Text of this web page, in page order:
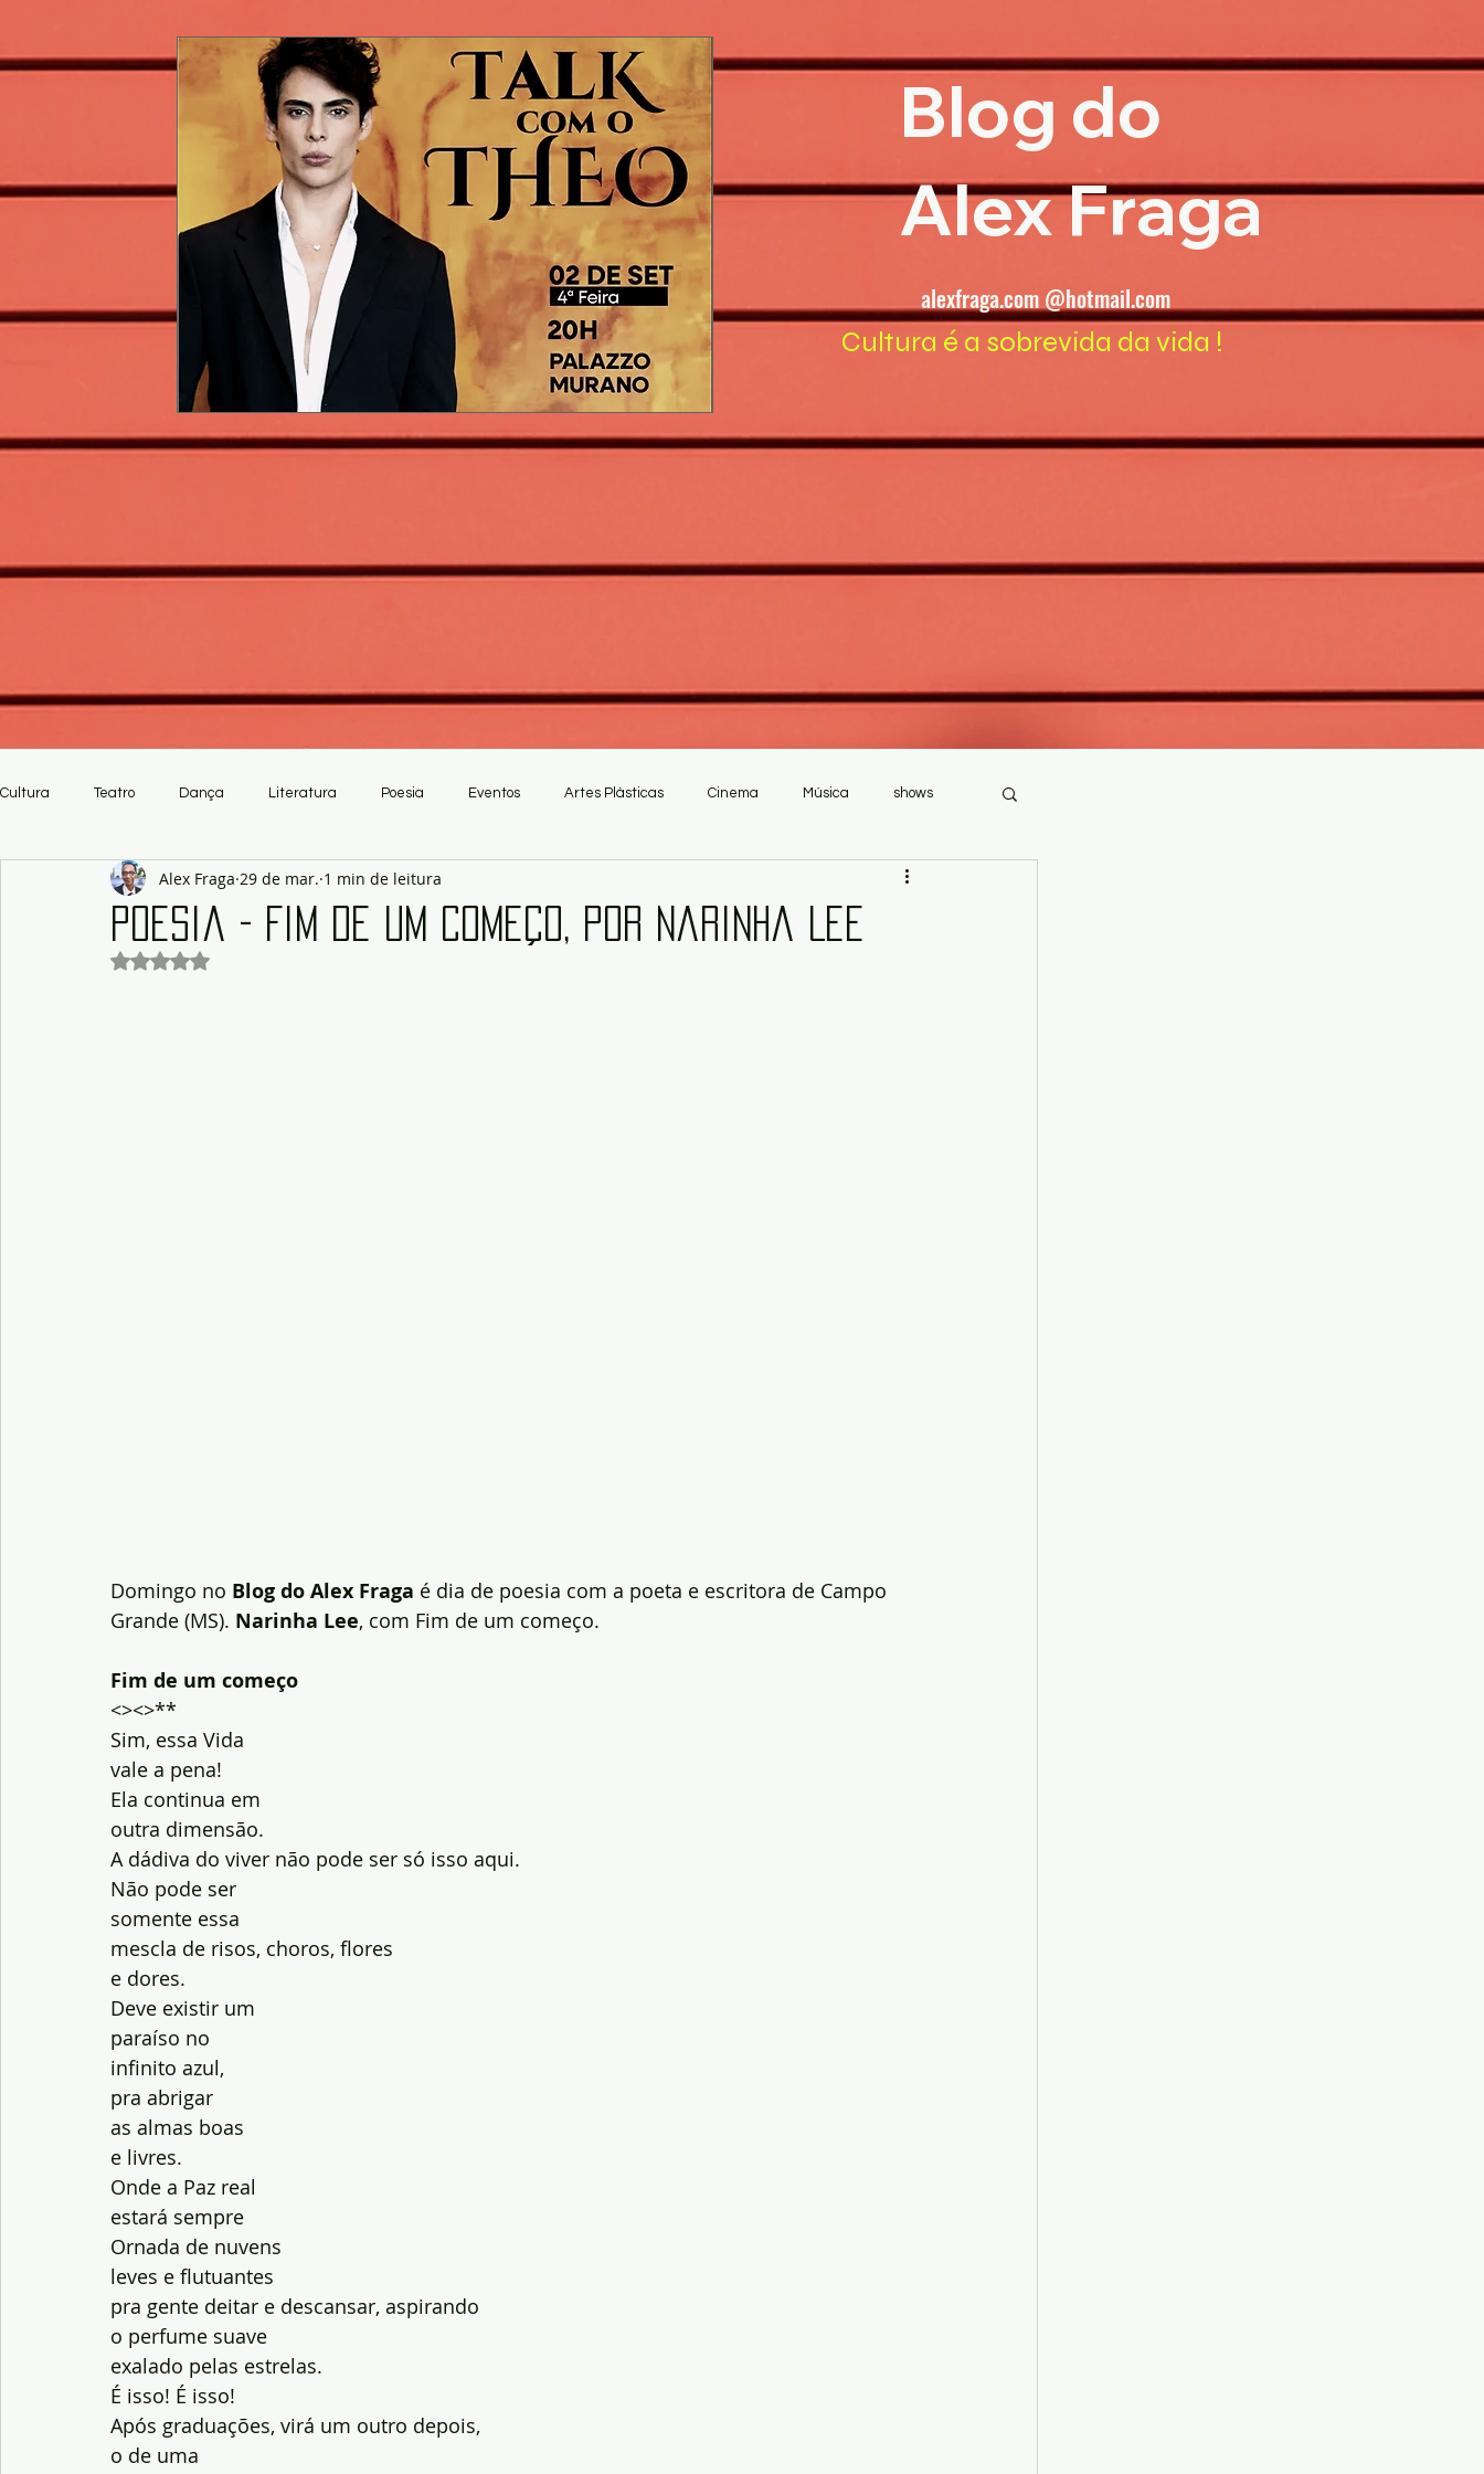
Blog do
Alex Fraga
alexfraga.com @hotmail.com
Cultura é a sobrevida da vida !
Cultura Teatro Dança Literatura Poesia Eventos Artes Plásticas Cinema Música shows
Artesanato
Poesia - Fim de um começo, por Narinha Lee
Alex Fraga 29 de mar. 1 min de leitura
Avaliado com NaN de 5 estrelas.
Domingo no Blog do Alex Fraga é dia de poesia com a poeta e escritora de Campo
Grande (MS). Narinha Lee, com Fim de um começo.
Fim de um começo
<><>**
Sim, essa Vida
vale a pena!
Ela continua em
outra dimensão.
A dádiva do viver não pode ser só isso aqui.
Não pode ser
somente essa
mescla de risos, choros, flores
e dores.
Deve existir um
paraíso no
infinito azul,
pra abrigar
as almas boas
e livres.
Onde a Paz real
estará sempre
Ornada de nuvens
leves e flutuantes
pra gente deitar e descansar, aspirando
o perfume suave
exalado pelas estrelas.
É isso! É isso!
Após graduações, virá um outro depois,
o de uma